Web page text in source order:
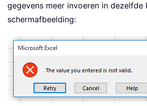
gegevens meer invoeren in dezelfde
schermafbeelding: